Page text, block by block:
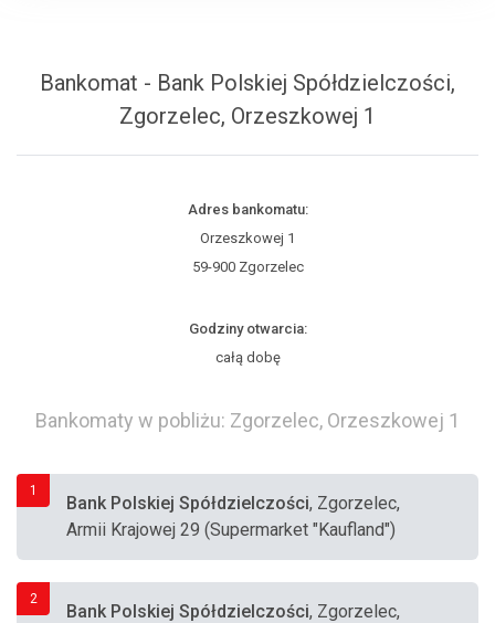
Bankomat - Bank Polskiej Spółdzielczości,
Zgorzelec, Orzeszkowej 1
Adres bankomatu:
Orzeszkowej 1
59-900 Zgorzelec
Godziny otwarcia:
całą dobę
Bankomaty w pobliżu: Zgorzelec, Orzeszkowej 1
1
Bank Polskiej Spółdzielczości, Zgorzelec,
Armii Krajowej 29 (Supermarket "Kaufland")
2
Bank Polskiej Spółdzielczości, Zgorzelec,